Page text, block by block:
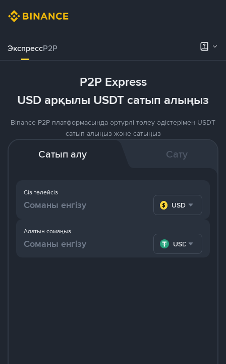
ЭкспрессP2P
P2P Express
USD арқылы USDT сатып алыңыз
Binance P2P платформасында әртүрлі төлеу әдістерімен USDT
сатып алыңыз және сатыңыз
Сатып алу Сату
Сіз төлейсіз
USD
Алатын сомаңыз
USDT